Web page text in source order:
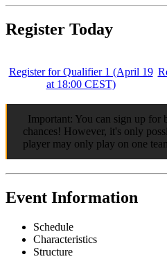
Register Today
Register for Qualifier 1 (April 19
at 18:00 CEST)
Important: You can sign up for
chances! However, it's only
player may only play on one
Event Information
Schedule
Characteristics
Structure